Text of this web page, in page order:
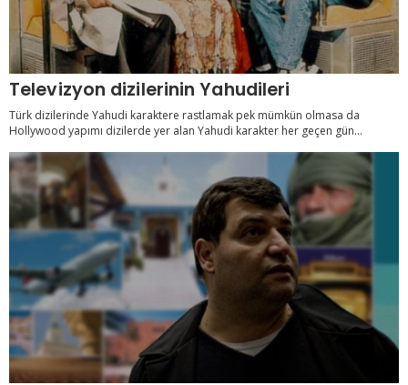
Televizyon dizilerinin Yahudileri
Türk dizilerinde Yahudi karaktere rastlamak pek mümkün olmasa da
Hollywood yapımı dizilerde yer alan Yahudi karakter her geçen gün...